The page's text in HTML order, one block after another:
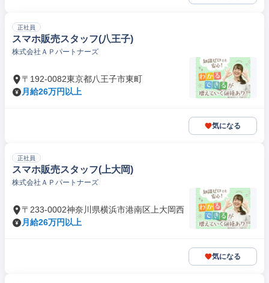
正社員
スマホ販売スタッフ(八王子)
株式会社ＡＰパートナーズ
〒192-0082東京都八王子市東町
月給26万円以上
気になる
正社員
スマホ販売スタッフ(上大岡)
株式会社ＡＰパートナーズ
〒233-0002神奈川県横浜市港南区上大岡西
月給26万円以上
気になる